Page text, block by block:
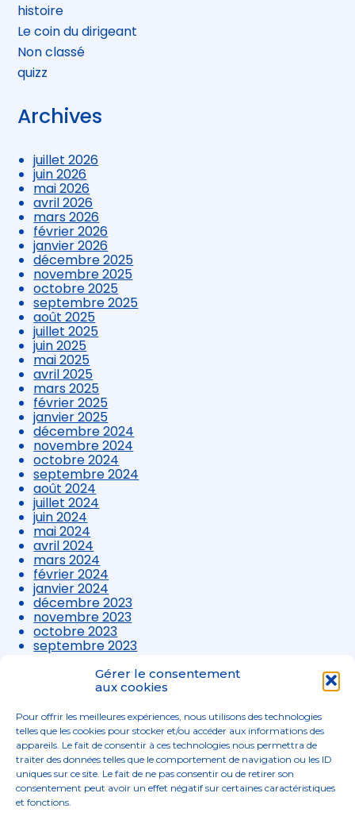
Gérer le consentement
aux cookies
Pour offrir les meilleures expériences, nous utilisons des technologies
telles que les cookies pour stocker et/ou accéder aux informations des
appareils. Le fait de consentir à ces technologies nous permettra de
traiter des données telles que le comportement de navigation ou les ID
uniques sur ce site. Le fait de ne pas consentir ou de retirer son
consentement peut avoir un effet négatif sur certaines caractéristiques
et fonctions.
histoire
Le coin du dirigeant
Non classé
quizz
Archives
juillet 2026
juin 2026
mai 2026
avril 2026
mars 2026
février 2026
janvier 2026
décembre 2025
novembre 2025
octobre 2025
septembre 2025
août 2025
juillet 2025
juin 2025
mai 2025
avril 2025
mars 2025
février 2025
janvier 2025
décembre 2024
novembre 2024
octobre 2024
septembre 2024
août 2024
juillet 2024
juin 2024
mai 2024
avril 2024
mars 2024
février 2024
janvier 2024
décembre 2023
novembre 2023
octobre 2023
septembre 2023
août 2023
juillet 2023
avril 2023
mars 2023